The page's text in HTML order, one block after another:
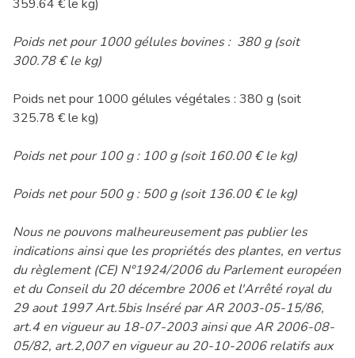
359.64 € le kg)
Poids net pour 1000 gélules bovines : 380 g (soit
300.78 € le kg)
Poids net pour 1000 gélules végétales : 380 g (soit
325.78 € le kg)
Poids net pour 100 g : 100 g (soit 160.00 € le kg)
Poids net pour 500 g : 500 g (soit 136.00 € le kg)
Nous ne pouvons malheureusement pas publier les
indications ainsi que les propriétés des plantes, en vertus
du règlement (CE) N°1924/2006 du Parlement européen
et du Conseil du 20 décembre 2006 et l'Arrêté royal du
29 aout 1997 Art.5bis Inséré par AR 2003-05-15/86,
art.4 en vigueur au 18-07-2003 ainsi que AR 2006-08-
05/82, art.2,007 en vigueur au 20-10-2006 relatifs aux